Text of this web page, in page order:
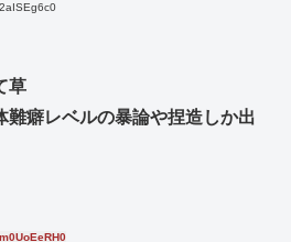
草
難癖レベルの暴論や捏造しか出